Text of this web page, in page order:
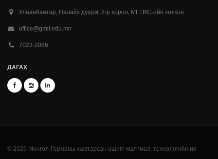
Улаанбаатар, Налайх дүүрэг, 2-р хороо, МГТИС-ийн хотхон
office@gmit.edu.mn
7023-2086
ДАГАХ
© 2026 Монгол-Германы хамтарсан ашигт малтмал, технологийн их